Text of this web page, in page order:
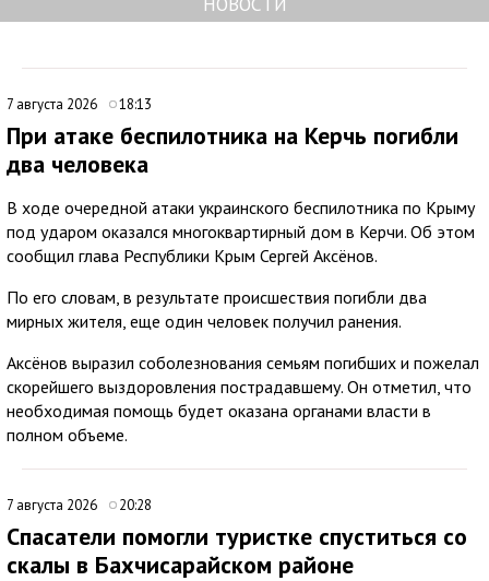
7 августа 2026 18:13
При атаке беспилотника на Керчь погибли
два человека
В ходе очередной атаки украинского беспилотника по Крыму
под ударом оказался многоквартирный дом в Керчи. Об этом
сообщил глава Республики Крым Сергей Аксёнов.
По его словам, в результате происшествия погибли два
мирных жителя, еще один человек получил ранения.
Аксёнов выразил соболезнования семьям погибших и пожелал
скорейшего выздоровления пострадавшему. Он отметил, что
необходимая помощь будет оказана органами власти в
полном объеме.
7 августа 2026 20:28
Спасатели помогли туристке спуститься со
скалы в Бахчисарайском районе